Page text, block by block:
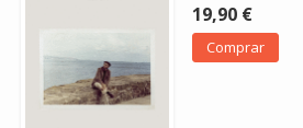
19,90 €
Comprar